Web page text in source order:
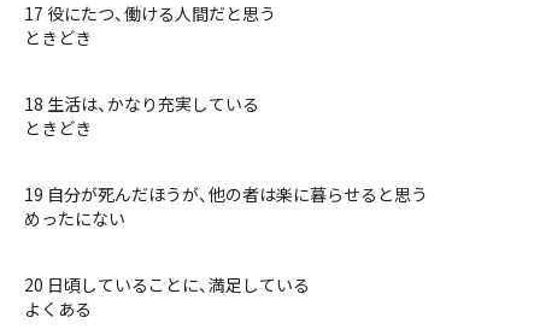
17 役にたつ、働ける人間だと思う
ときどき
18 生活は、かなり充実している
ときどき
19 自分が死んだほうが、他の者は楽に暮らせると思う
めったにない
20 日頃していることに、満足している
よくある